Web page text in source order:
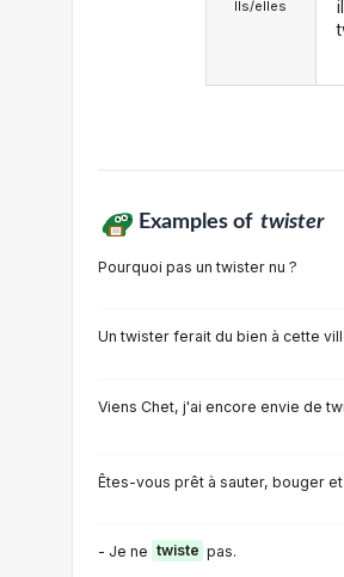
Ils/elles
Examples of twister
Pourquoi pas un twister nu ?
Un twister ferait du bien à cette
Viens Chet, j'ai encore envie de
Êtes-vous prêt à sauter, bouger
- Je ne twiste pas.